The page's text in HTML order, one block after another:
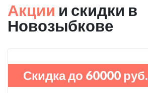
Акции и скидки в
Новозыбкове
Скидка до 60000 руб.